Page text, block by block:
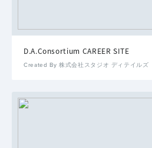
D.A.Consortium CAREER SITE
Created By 株式会社スタジオ ディテイルズ